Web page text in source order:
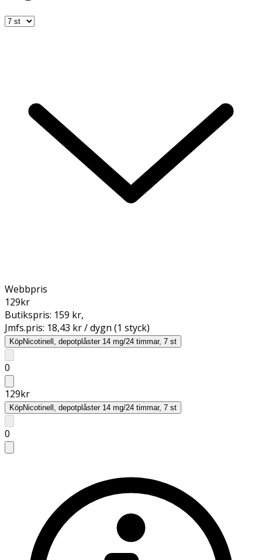
Webbpris
129kr
Butikspris: 159 kr,
Jmfs.pris: 18,43 kr / dygn (1 styck)
KöpNicotinell, depotplåster 14 mg/24 timmar, 7 st
0
129kr
KöpNicotinell, depotplåster 14 mg/24 timmar, 7 st
0